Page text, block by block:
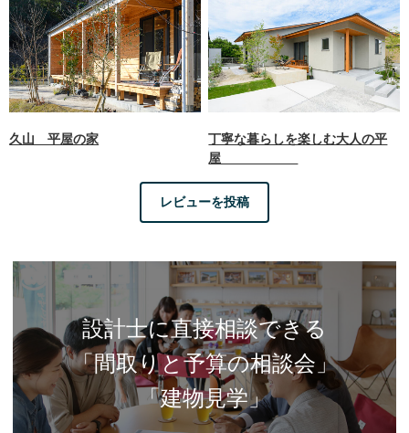
久山 平屋の家
丁寧な暮らしを楽しむ大人の平
屋
レビューを投稿
設計士に直接相談できる
「間取りと予算の相談会」
「建物見学」